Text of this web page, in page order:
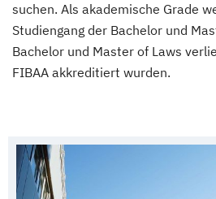
suchen. Als akademische Grade
Studiengang der Bachelor und
Bachelor und Master of Laws
FIBAA akkreditiert wurden.